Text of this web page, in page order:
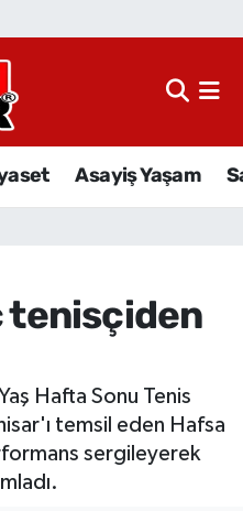
Asayiş Yaşam
tenisçiden
Hafta Sonu Tenis
temsil eden Hafsa
sergileyerek